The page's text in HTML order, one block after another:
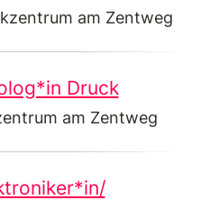
am Zentweg
Druck
am Zentweg